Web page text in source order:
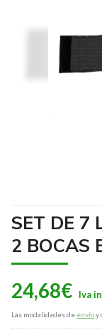
SET DE 7
2 BOCAS
24,68€
Las modalidades de envíoy